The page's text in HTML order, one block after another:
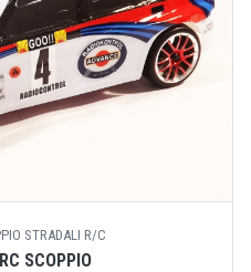
STRADALI R/C
SCOPPIO